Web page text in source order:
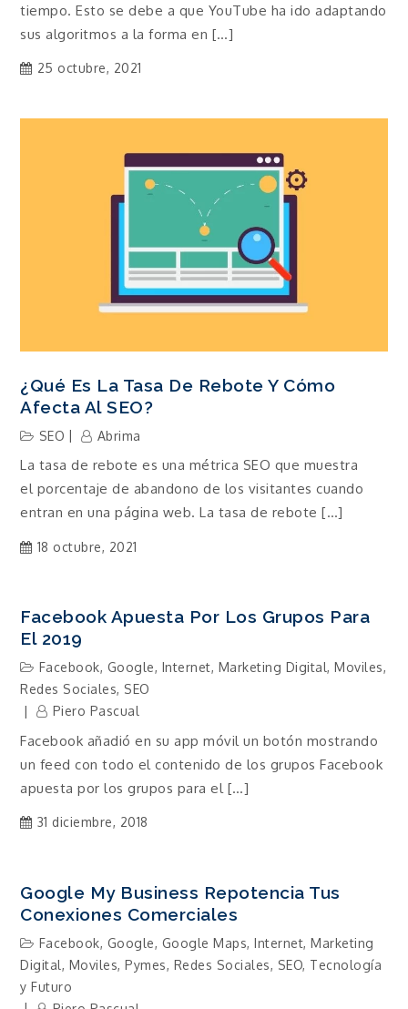
tiempo. Esto se debe a que YouTube ha ido adaptando
sus algoritmos a la forma en […]
25 octubre, 2021
¿Qué Es La Tasa De Rebote Y Cómo
Afecta Al SEO?
SEO Abrima
La tasa de rebote es una métrica SEO que muestra
el porcentaje de abandono de los visitantes cuando
entran en una página web. La tasa de rebote […]
18 octubre, 2021
Facebook Apuesta Por Los Grupos Para
El 2019
Facebook, Google, Internet, Marketing Digital,Moviles,
Redes Sociales, SEO
Piero Pascual
Facebook añadió en su app móvil un botón mostrando
un feed con todo el contenido de los grupos Facebook
apuesta por los grupos para el […]
31 diciembre, 2018
Google My Business Repotencia Tus
Conexiones Comerciales
Facebook, Google, Google Maps,Internet,Marketing
Digital, Moviles,Pymes, Redes Sociales, SEO, Tecnología
y Futuro